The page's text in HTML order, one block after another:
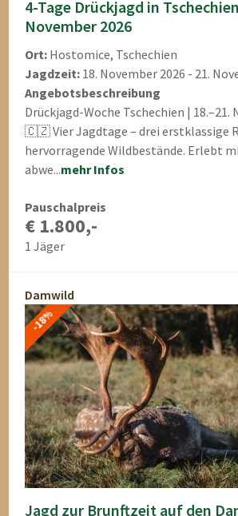
4-Tage Drückjagd in
November 2026
Ort: Hostomice, Tschechien
Jagdzeit: 18. November 2026 - 21.
Angebotsbeschreibung
Drückjagd-Woche Tschechien | 18.–21.
🇨🇿 Vier Jagdtage – drei erstklassige
hervorragende Wildbestände. Erlebt
abwe...mehr Infos
Pauschalpreis
€ 1.800,-
1 Jäger
Damwild
-18%
Jagd zur Brunftzeit auf den